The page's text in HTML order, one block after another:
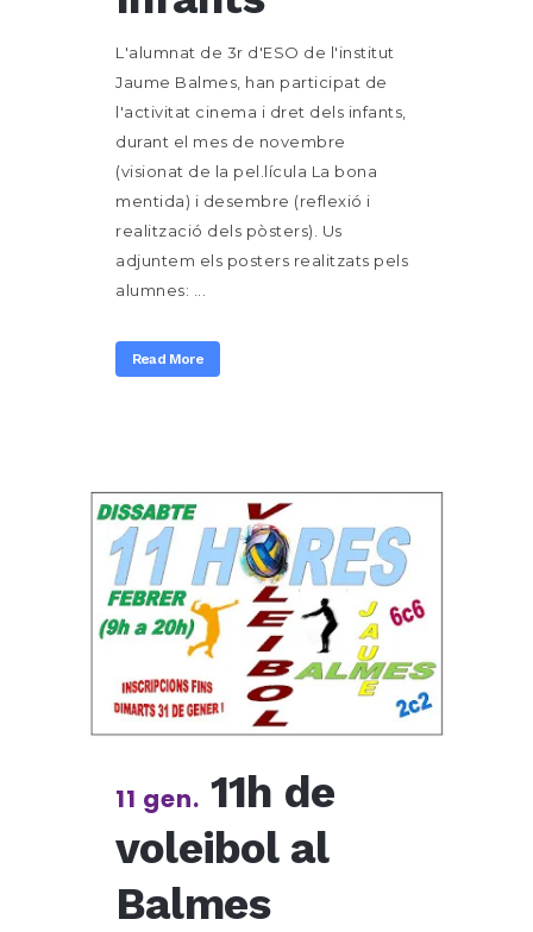
L'alumnat de 3r d'ESO de l'institut
Jaume Balmes, han participat de
l'activitat cinema i dret dels infants,
durant el mes de novembre
(visionat de la pel.lícula La bona
mentida) i desembre (reflexió i
realització dels pòsters). Us
adjuntem els posters realitzats pels
alumnes: ...
Read More
11 gen. 11h de
voleibol al
Balmes